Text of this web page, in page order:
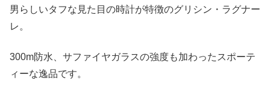
男らしいタフな見た目の時計が特徴のグリシン・ラグナー
レ。
300m防水、サファイヤガラスの強度も加わったスポーテ
ィーな逸品です。